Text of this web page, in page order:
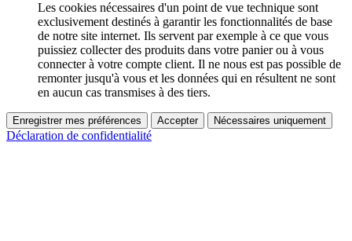
Les cookies nécessaires d'un point de vue technique sont
exclusivement destinés à garantir les fonctionnalités de base
de notre site internet. Ils servent par exemple à ce que vous
puissiez collecter des produits dans votre panier ou à vous
connecter à votre compte client. Il ne nous est pas possible de
remonter jusqu'à vous et les données qui en résultent ne sont
en aucun cas transmises à des tiers.
Enregistrer mes préférences Accepter Nécessaires uniquement
Déclaration de confidentialité